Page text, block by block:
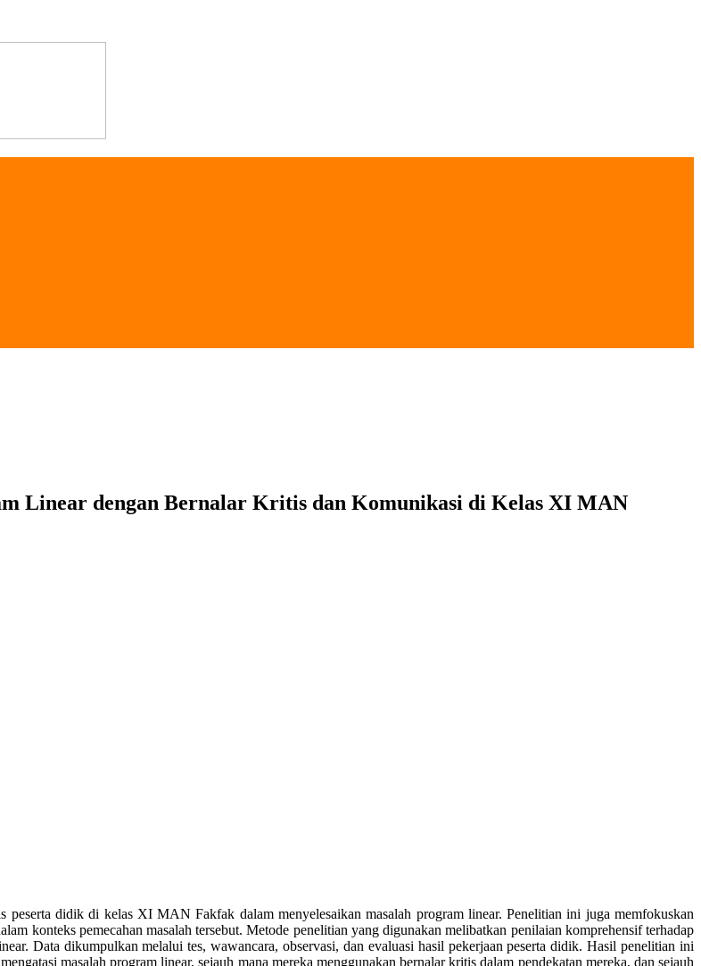
Linear dengan Bernalar Kritis dan Komunikasi di Kelas XI MAN
peserta didik di kelas XI MAN Fakfak dalam menyelesaikan masalah program linear. Penelitian ini juga memfokuskan
konteks pemecahan masalah tersebut. Metode penelitian yang digunakan melibatkan penilaian komprehensif terhadap
Data dikumpulkan melalui tes, wawancara, observasi, dan evaluasi hasil pekerjaan peserta didik. Hasil penelitian ini
masalah program linear, sejauh mana mereka menggunakan bernalar kritis dalam pendekatan mereka, dan sejauh